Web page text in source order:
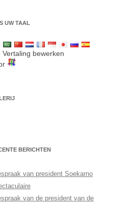
UW TAAL
Vertaling bewerken
BERICHTEN
van president Soekarno
van de president van de